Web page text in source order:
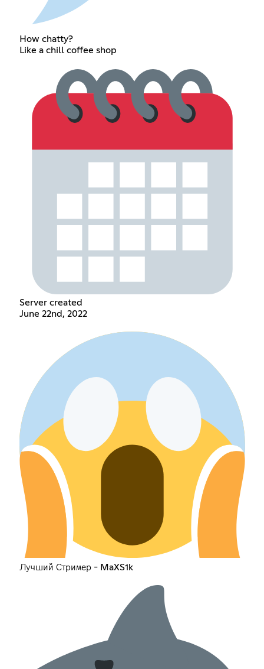
How chatty?
Like a chill coffee shop
Server created
June 22nd, 2022
Лучший Стример - MaXS1k